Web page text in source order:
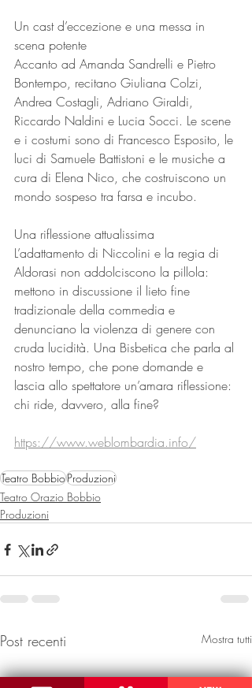
Un cast d’eccezione e una messa in
scena potente
Accanto ad Amanda Sandrelli e Pietro
Bontempo, recitano Giuliana Colzi,
Andrea Costagli, Adriano Giraldi,
Riccardo Naldini e Lucia Socci. Le scene
e i costumi sono di Francesco Esposito, le
luci di Samuele Battistoni e le musiche a
cura di Elena Nico, che costruiscono un
mondo sospeso tra farsa e incubo.
Una riflessione attualissima
L’adattamento di Niccolini e la regia di
Aldorasi non addolciscono la pillola:
mettono in discussione il lieto fine
tradizionale della commedia e
denunciano la violenza di genere con
cruda lucidità. Una Bisbetica che parla al
nostro tempo, che pone domande e
lascia allo spettatore un’amara riflessione:
chi ride, davvero, alla fine?
https://www.weblombardia.info/
Teatro BobbioProduzioni
Teatro Orazio Bobbio
Produzioni
Post recenti Mostra tutti